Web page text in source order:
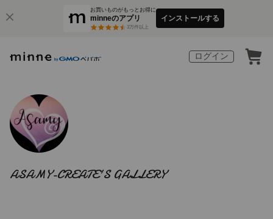
お買いものがもっとお得に
minneのアプリ
3万件以上
インストールする
ログイン
ASAMY-CREATE'S GALLERY